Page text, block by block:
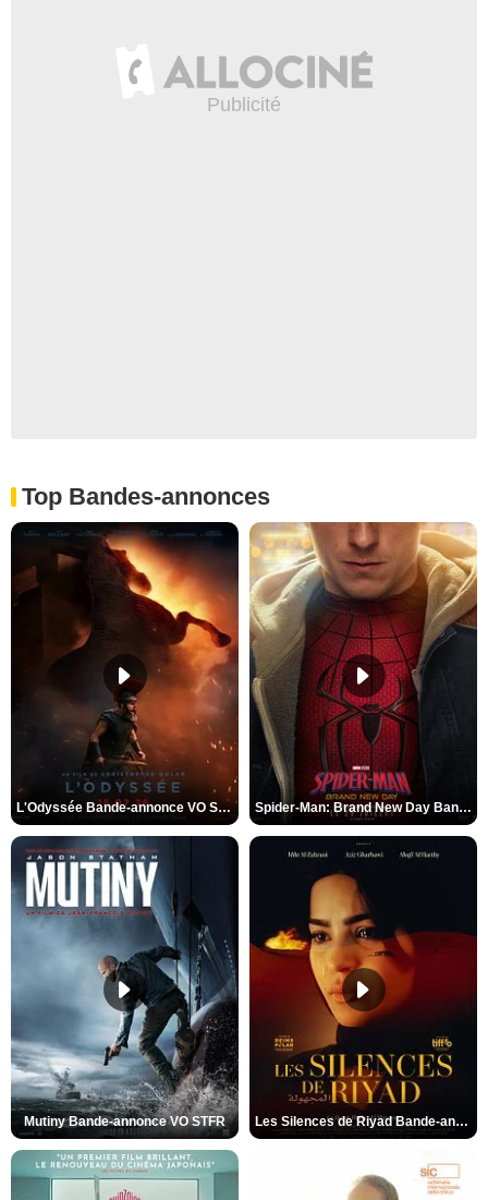
Top Bandes-annonces
L'Odyssée Bande-annonce VO STFR Spider-Man: Brand New Day Bande-annonce VO STFR
Mutiny Bande-annonce VO STFR Les Silences de Riyad Bande-annonce VO STFR